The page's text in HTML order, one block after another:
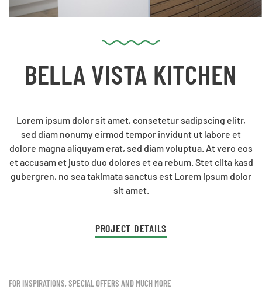
BELLA VISTA KITCHEN
Lorem ipsum dolor sit amet, consetetur sadipscing elitr,
sed diam nonumy eirmod tempor invidunt ut labore et
dolore magna aliquyam erat, sed diam voluptua. At vero eos
et accusam et justo duo dolores et ea rebum. Stet clita kasd
gubergren, no sea takimata sanctus est Lorem ipsum dolor
sit amet.
PROJECT DETAILS
FOR INSPIRATIONS, SPECIAL OFFERS AND MUCH MORE